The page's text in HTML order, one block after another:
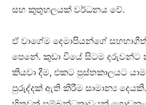
සහ කුතුහලයක් වර්ධනය වේ.
ඒ වාගේම දෙමාපියන්ගේ
පෙනේ. කුඩා වියේ සිටම දරුවන්ට
කියවා දීම, එකට පුස්තකාලයට
පුරුද්දක් ඇති කිරීම සාමාන්‍ය